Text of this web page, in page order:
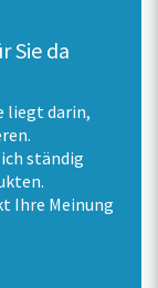
Sie da
liegt darin,
ständig
Ihre Meinung